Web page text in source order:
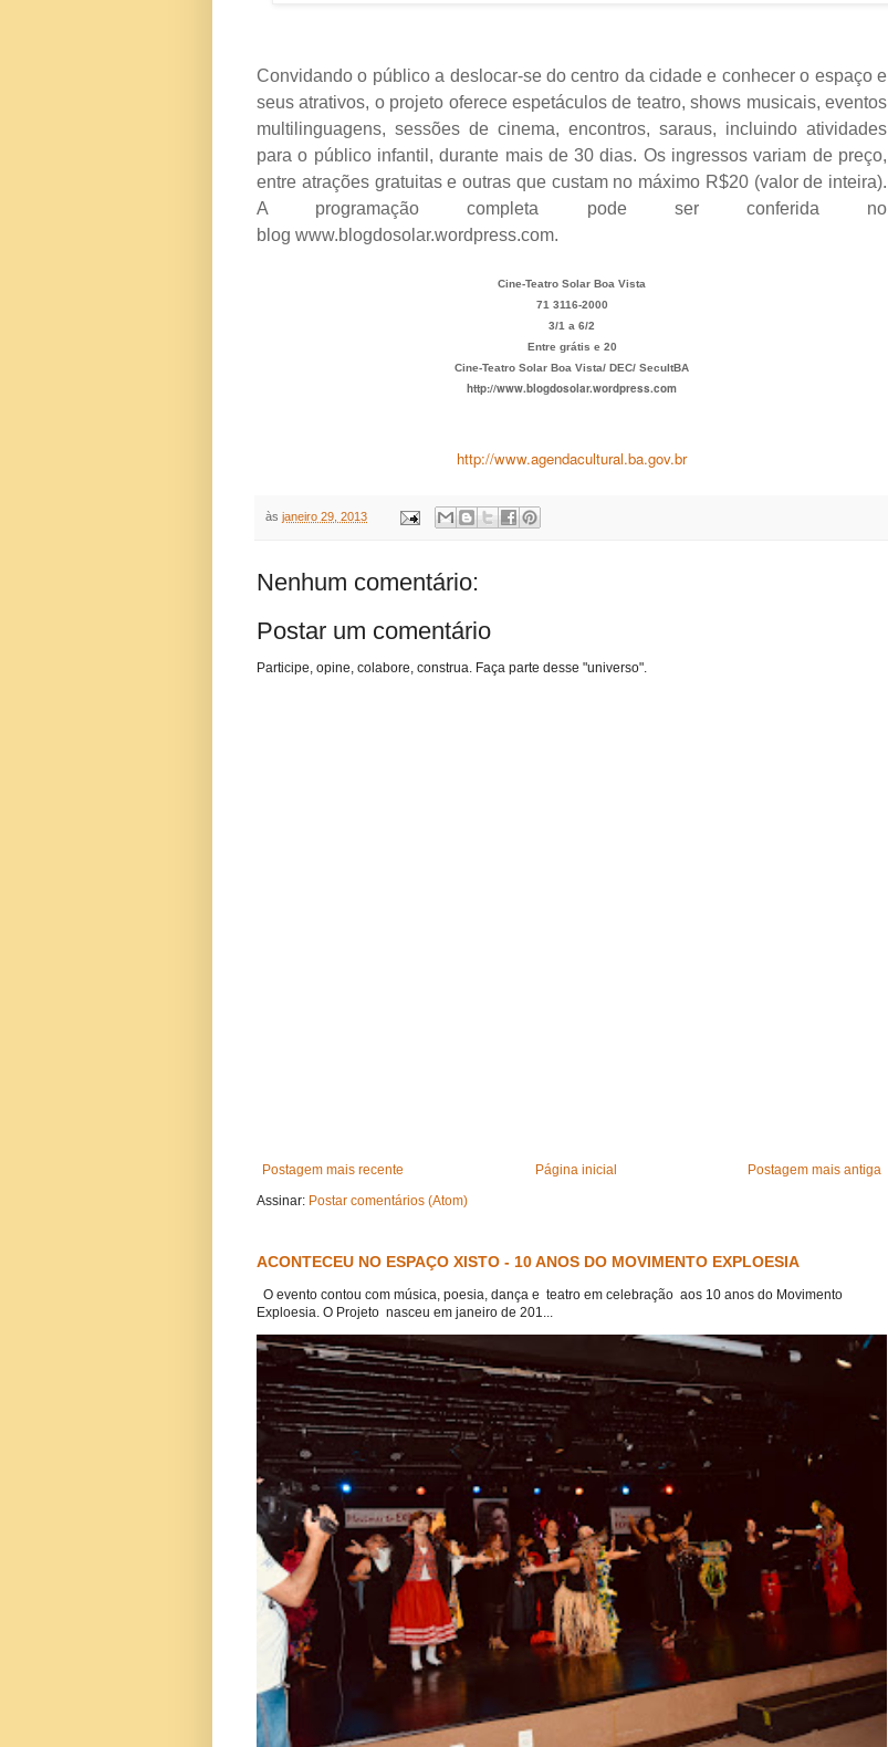
Convidando o público a deslocar-se do centro da cidade e conhecer o espaço e
seus atrativos, o projeto oferece espetáculos de teatro, shows musicais, eventos
multilinguagens, sessões de cinema, encontros, saraus, incluindo atividades
para o público infantil, durante mais de 30 dias. Os ingressos variam de preço,
entre atrações gratuitas e outras que custam no máximo R$20 (valor de inteira).
A programação completa pode ser conferida no
blog www.blogdosolar.wordpress.com.
Cine-Teatro Solar Boa Vista
71 3116-2000
3/1 a 6/2
Entre grátis e 20
Cine-Teatro Solar Boa Vista/ DEC/ SecultBA
http://www.blogdosolar.wordpress.com
http://www.agendacultural.ba.gov.br
às janeiro 29, 2013
Nenhum comentário:
Postar um comentário
Participe, opine, colabore, construa. Faça parte desse "universo".
Postagem mais recente Postagem mais antiga
Página inicial
Assinar: Postar comentários (Atom)
ACONTECEU NO ESPAÇO XISTO - 10 ANOS DO MOVIMENTO EXPLOESIA
O evento contou com música, poesia, dança e teatro em celebração aos 10 anos do Movimento
Exploesia. O Projeto nasceu em janeiro de 201...